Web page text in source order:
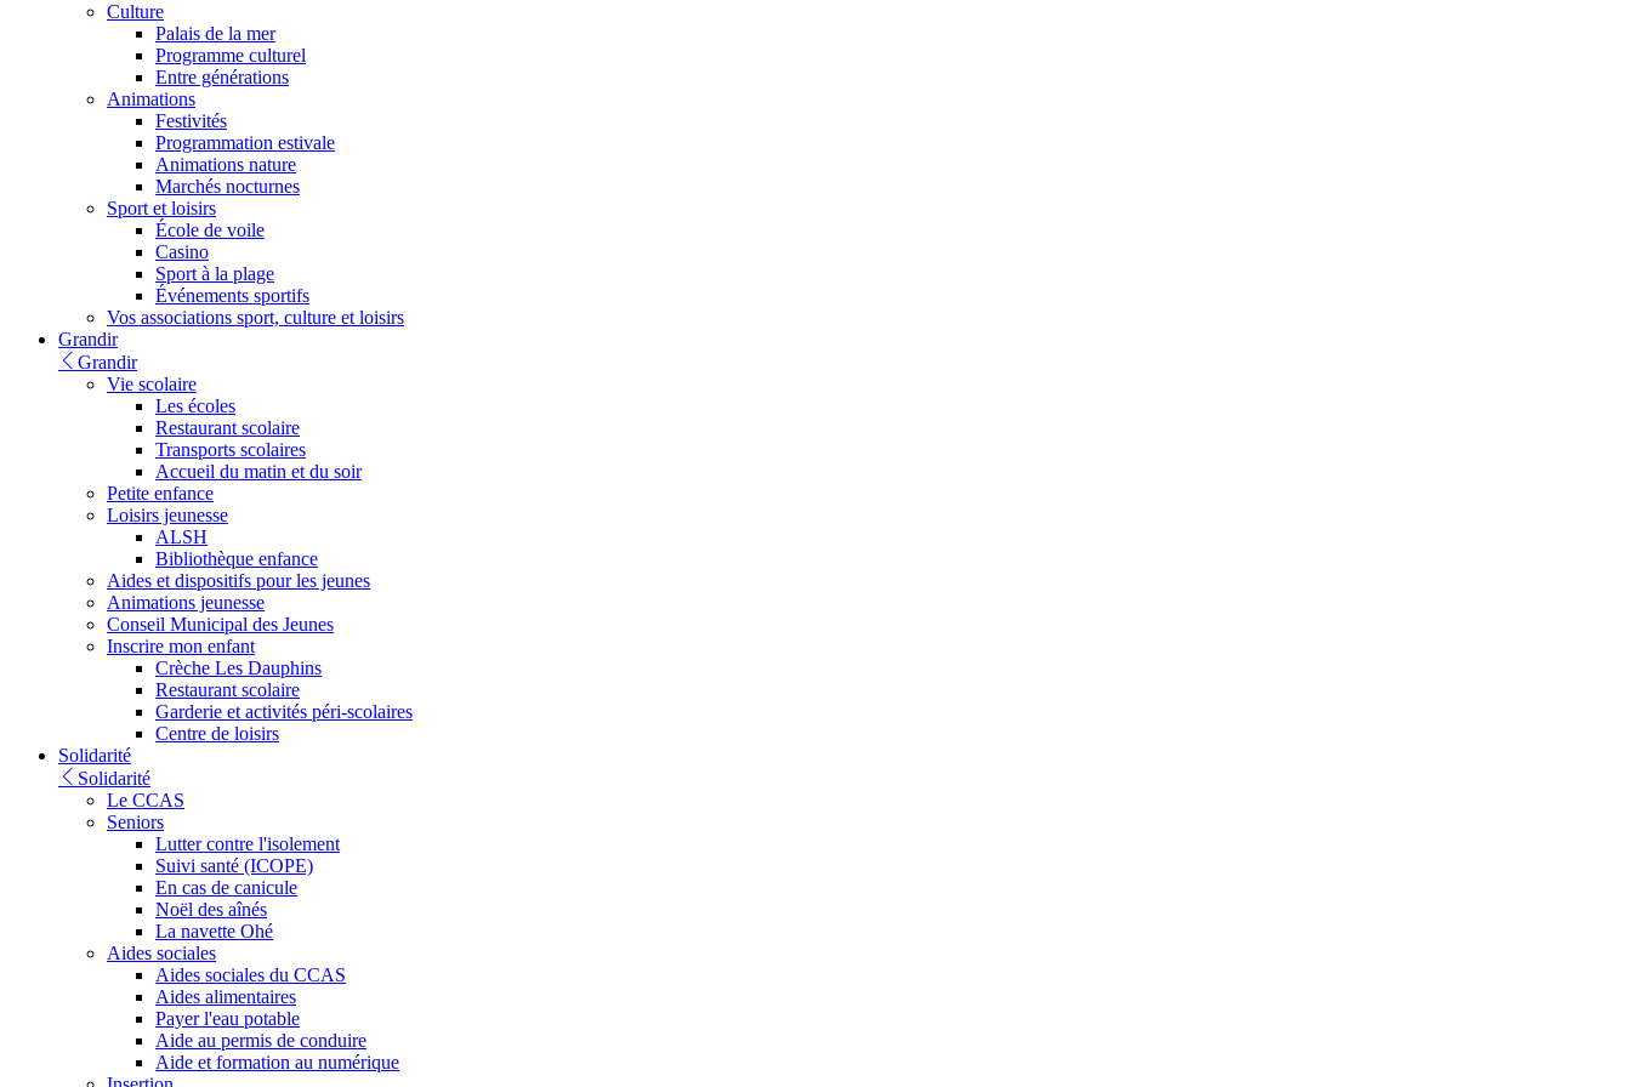
Culture
Palais de la mer
Programme culturel
Entre générations
Animations
Festivités
Programmation estivale
Animations nature
Marchés nocturnes
Sport et loisirs
École de voile
Casino
Sport à la plage
Événements sportifs
Vos associations sport, culture et loisirs
Grandir
Grandir
Vie scolaire
Les écoles
Restaurant scolaire
Transports scolaires
Accueil du matin et du soir
Petite enfance
Loisirs jeunesse
ALSH
Bibliothèque enfance
Aides et dispositifs pour les jeunes
Animations jeunesse
Conseil Municipal des Jeunes
Inscrire mon enfant
Crèche Les Dauphins
Restaurant scolaire
Garderie et activités péri-scolaires
Centre de loisirs
Solidarité
Solidarité
Le CCAS
Seniors
Lutter contre l'isolement
Suivi santé (ICOPE)
En cas de canicule
Noël des aînés
La navette Ohé
Aides sociales
Aides sociales du CCAS
Aides alimentaires
Payer l'eau potable
Aide au permis de conduire
Aide et formation au numérique